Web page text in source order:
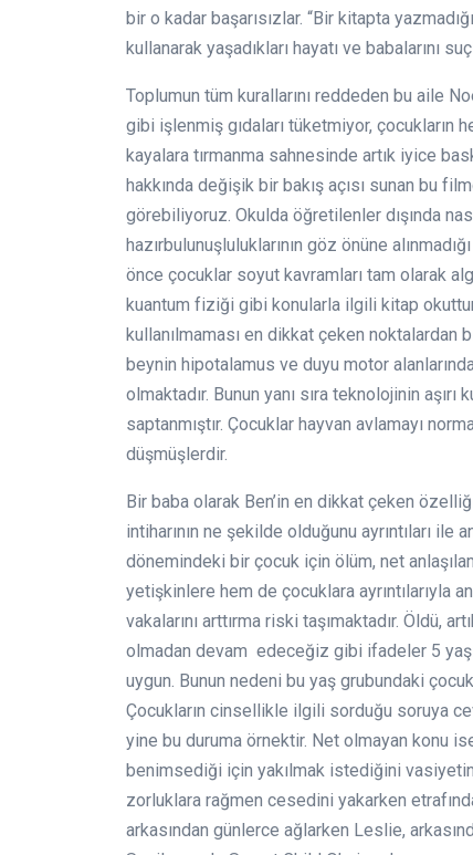
bir o kadar başarısızlar. “Bir kitapta
kullanarak yaşadıkları hayatı ve babalarını
Toplumun tüm kurallarını reddeden bu aile
gibi işlenmiş gıdaları tüketmiyor, çocukların
kayalara tırmanma sahnesinde artık iyice
hakkında değişik bir bakış açısı sunan bu
görebiliyoruz. Okulda öğretilenler dışında
hazırbulunuşluluklarının göz önüne
önce çocuklar soyut kavramları tam olarak
kuantum fiziği gibi konularla ilgili kitap
kullanılmaması en dikkat çeken noktalardan
beynin hipotalamus ve duyu motor
olmaktadır. Bunun yanı sıra teknolojinin
saptanmıştır. Çocuklar hayvan avlamayı
düşmüşlerdir.
Bir baba olarak Ben’in en dikkat çeken
intiharının ne şekilde olduğunu ayrıntıları
dönemindeki bir çocuk için ölüm, net
yetişkinlere hem de çocuklara ayrıntılarıyla
vakalarını arttırma riski taşımaktadır. Öldü,
olmadan devam edeceğiz gibi ifadeler 5
uygun. Bunun nedeni bu yaş grubundaki
Çocukların cinsellikle ilgili sorduğu soruya
yine bu duruma örnektir. Net olmayan konu
benimsediği için yakılmak istediğini
zorluklara rağmen cesedini yakarken
arkasından günlerce ağlarken Leslie,